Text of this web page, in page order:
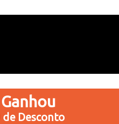
Ganhou
de Desconto